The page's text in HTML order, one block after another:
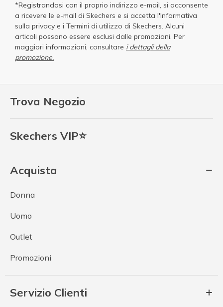
Trova Negozio
Skechers VIP⭐
Acquista
Donna
Uomo
Outlet
Promozioni
Servizio Clienti
*Registrandosi con il proprio indirizzo e-mail, si acconsente
a ricevere le e-mail di Skechers e si accetta l'Informativa
sulla privacy e i Termini di utilizzo di Skechers. Alcuni
articoli possono essere esclusi dalle promozioni. Per
maggiori informazioni, consultare i dettagli della
promozione.